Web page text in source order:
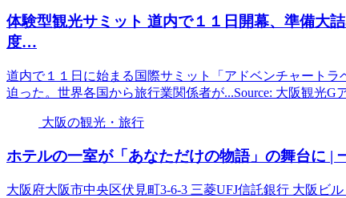
体験型観光サミット 道内で１１日開幕、準備大
度…
道内で１１日に始まる国際サミット「アドベンチャート
迫った。世界各国から旅行業関係者が...Source: 大阪観光G
大阪の観光・旅行
ホテルの一室が「あなただけの物語」の舞台に
大阪府大阪市中央区伏見町3-6-3 三菱UFJ信託銀行 大阪ビ